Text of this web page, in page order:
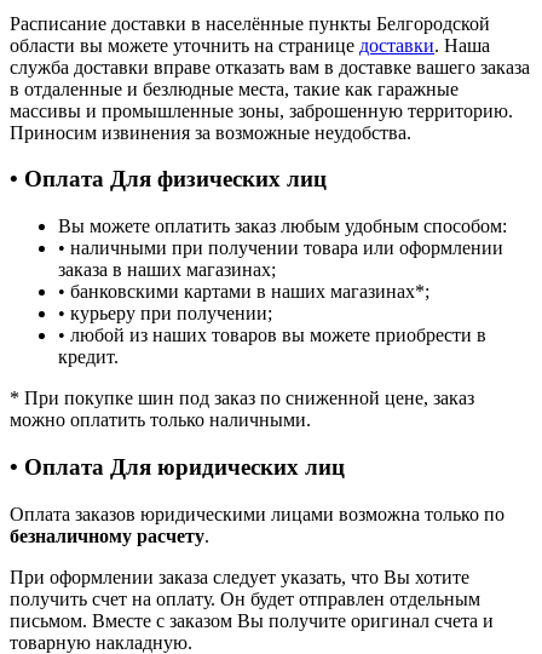
Расписание доставки в населённые пункты Белгородской
области вы можете уточнить на странице доставки. Наша
служба доставки вправе отказать вам в доставке вашего заказа
в отдаленные и безлюдные места, такие как гаражные
массивы и промышленные зоны, заброшенную территорию.
Приносим извинения за возможные неудобства.
• Оплата Для физических лиц
Вы можете оплатить заказ любым удобным способом:
• наличными при получении товара или оформлении
заказа в наших магазинах;
• банковскими картами в наших магазинах*;
• курьеру при получении;
• любой из наших товаров вы можете приобрести в
кредит.
* При покупке шин под заказ по сниженной цене, заказ
можно оплатить только наличными.
• Оплата Для юридических лиц
Оплата заказов юридическими лицами возможна только по
безналичному расчету.
При оформлении заказа следует указать, что Вы хотите
получить счет на оплату. Он будет отправлен отдельным
письмом. Вместе с заказом Вы получите оригинал счета и
товарную накладную.